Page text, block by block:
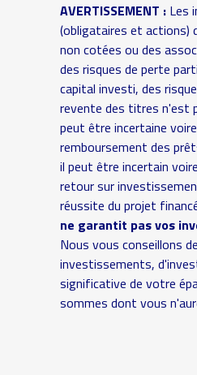
AVERTISSEMENT :Les
(obligataires et actions)
non cotées ou des
des risques de perte
capital investi, des
revente des titres n'est
peut être incertaine
remboursement des
il peut être incertain
retour sur
réussite du projet
ne garantit pas vos
Nous vous conseillons
investissements,
significative de votre
sommes dont vous